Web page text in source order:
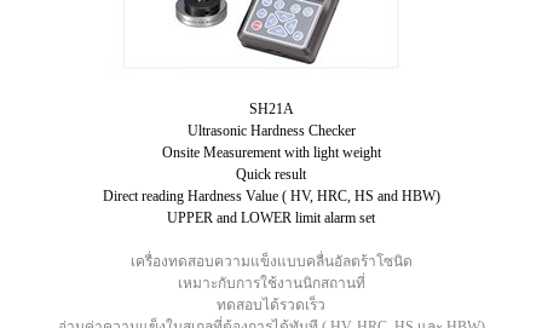
SH21A
Ultrasonic Hardness Checker
Onsite Measurement with light weight
Quick result
Direct reading Hardness Value ( HV, HRC, HS and HBW)
UPPER and LOWER limit alarm set
เครื่องทดสอบความแข็งแบบคลื่นอัลตร้าโซนิด
เหมาะกับการใช้งานนิกสถานที่
ทดสอบได้รวดเร็ว